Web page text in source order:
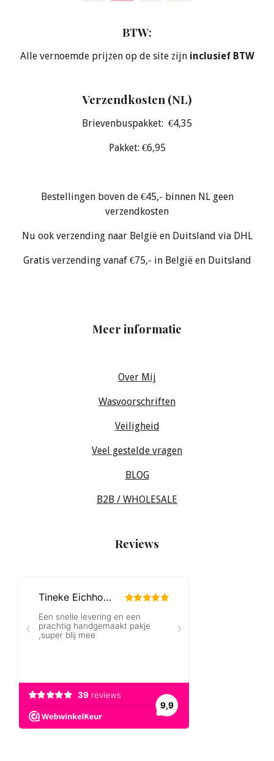
BTW:
Alle vernoemde prijzen op de site zijn inclusief BTW
Verzendkosten (NL)
Brievenbuspakket: €4,35
Pakket: €6,95
Bestellingen boven de €45,- binnen NL geen
verzendkosten
Nu ook verzending naar België en Duitsland via DHL
Gratis verzending vanaf €75,- in België en Duitsland
Meer informatie
Over Mij
Wasvoorschriften
Veiligheid
Veel gestelde vragen
BLOG
B2B / WHOLESALE
Reviews